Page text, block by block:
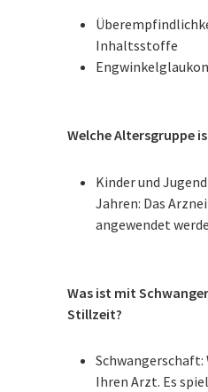
Inhaltsstoffe
Welche Altersgruppe
Kinder und
Jahren: Das
angewendet
Was ist mit
Stillzeit?
Schwangerschaft:
Ihren Arzt. Es